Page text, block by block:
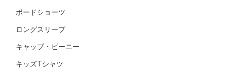
ボードショーツ
ロングスリーブ
キャップ・ビーニー
キッズTシャツ